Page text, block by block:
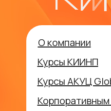
О компании
Курсы АКУЦ
Курсы КИИНП